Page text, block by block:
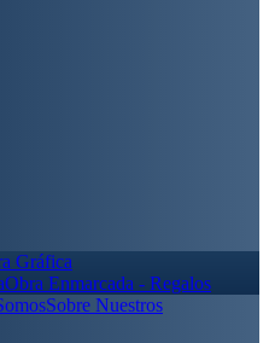
Gráfica
Obra Enmarcada - Regalos
Sobre Nuestros